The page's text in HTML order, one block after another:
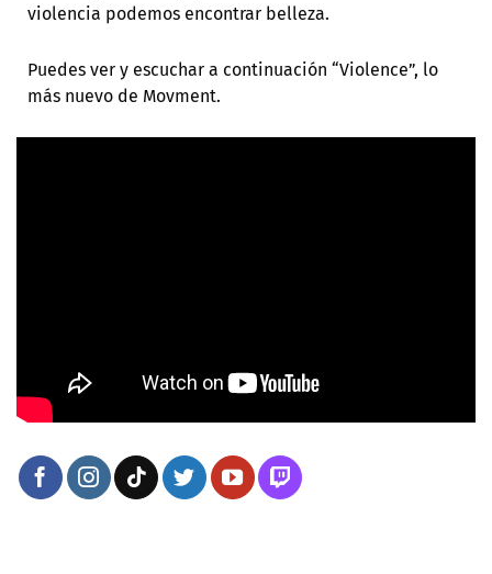
violencia podemos encontrar belleza.
Puedes ver y escuchar a continuación “Violence”, lo
más nuevo de Movment.